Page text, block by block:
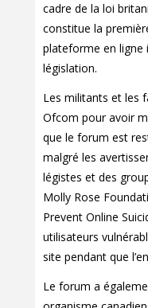
cadre de la loi
constitue la
plateforme en ligne
législation.
Les militants et les
Ofcom pour avoir
que le forum est
malgré les
légistes et des
Molly Rose
Prevent Online
utilisateurs
site pendant que
Le forum a